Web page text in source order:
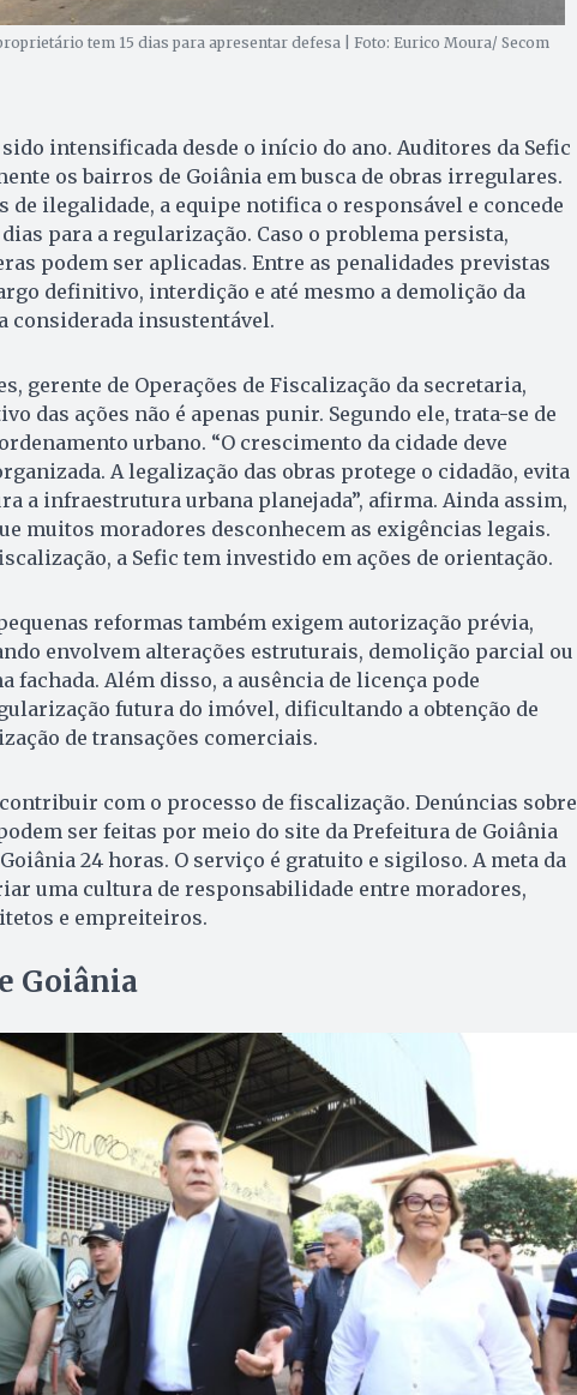
tem 15 dias para apresentar defesa | Foto: Eurico Moura/ Secom
intensificada desde o início do ano. Auditores da Sefic
os bairros de Goiânia em busca de obras irregulares.
de ilegalidade, a equipe notifica o responsável e concede
dias para a regularização. Caso o problema persista,
podem ser aplicadas. Entre as penalidades previstas
definitivo, interdição e até mesmo a demolição da
considerada insustentável.
gerente de Operações de Fiscalização da secretaria,
das ações não é apenas punir. Segundo ele, trata-se de
urbano. “O crescimento da cidade deve
A legalização das obras protege o cidadão, evita
a infraestrutura urbana planejada”, afirma. Ainda assim,
muitos moradores desconhecem as exigências legais.
a Sefic tem investido em ações de orientação.
reformas também exigem autorização prévia,
envolvem alterações estruturais, demolição parcial ou
fachada. Além disso, a ausência de licença pode
futura do imóvel, dificultando a obtenção de
de transações comerciais.
com o processo de fiscalização. Denúncias sobre
ser feitas por meio do site da Prefeitura de Goiânia
24 horas. O serviço é gratuito e sigiloso. A meta da
uma cultura de responsabilidade entre moradores,
e empreiteiros.
Goiânia